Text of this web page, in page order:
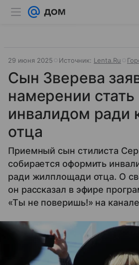
29 июня 2025 Источник: Lenta.Ru
Сын Зверева
намерении стать
инвалидом ради
отца
Приемный сын стилиста
собирается оформить
ради жилплощади отца. О
он рассказал в эфире
«Ты не поверишь!» на